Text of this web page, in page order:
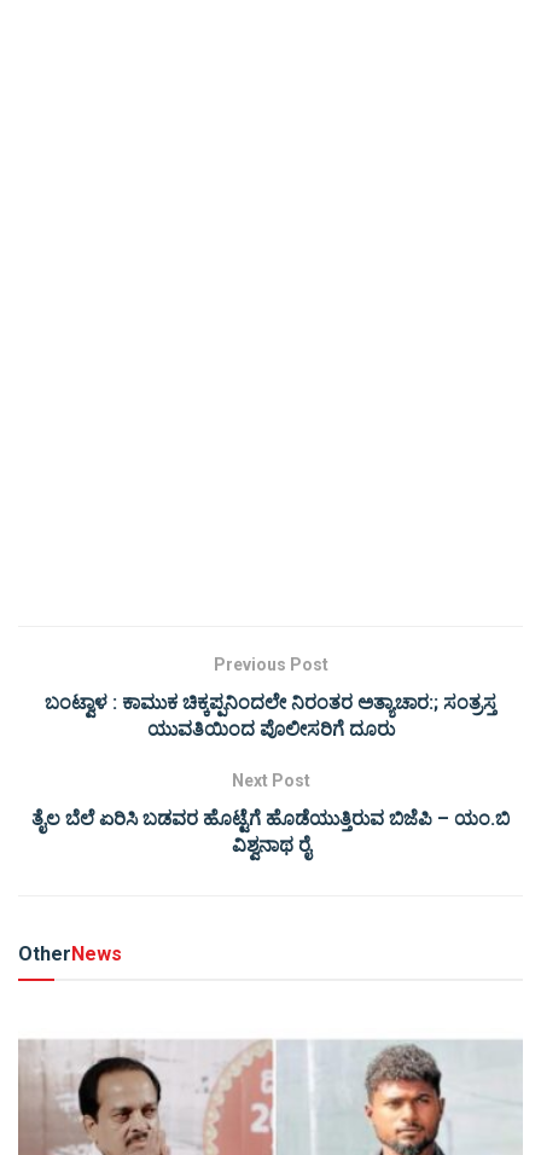
Previous Post
ಬಂಟ್ವಾಳ : ಕಾಮುಕ ಚಿಕ್ಕಪ್ಪನಿಂದಲೇ ನಿರಂತರ ಅತ್ಯಾಚಾರ:; ಸಂತ್ರಸ್ತ
ಯುವತಿಯಿಂದ ಪೊಲೀಸರಿಗೆ ದೂರು
Next Post
ತೈಲ ಬೆಲೆ ಏರಿಸಿ ಬಡವರ ಹೊಟ್ಟೆಗೆ ಹೊಡೆಯುತ್ತಿರುವ ಬಿಜೆಪಿ – ಯಂ.ಬಿ
ವಿಶ್ವನಾಥ ರೈ
OtherNews